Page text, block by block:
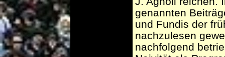
genannten
und Fundis der
nachzulesen
nachfolgend